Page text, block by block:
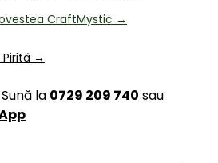
CraftMystic →
→
la 0729 209 740 sau